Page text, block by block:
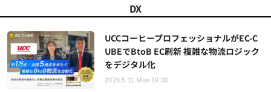
DX
UCCコーヒープロフェッショナルがEC-C
UBEでBtoB EC刷新 複雑な物流ロジック
をデジタル化
2026.5.11 Mon 19:00